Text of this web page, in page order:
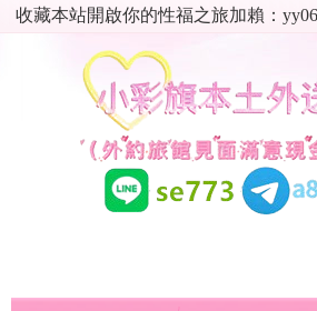
收藏本站開啟你的性福之旅加賴：